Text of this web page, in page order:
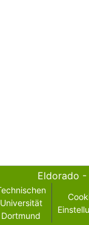
Eldorado
Universität
Dortmund